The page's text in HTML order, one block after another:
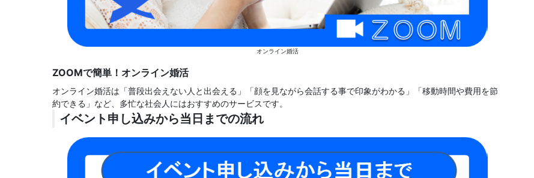
オンライン婚活
ZOOMで簡単！オンライン婚活
オンライン婚活は「普段出会えない人と出会える」「顔を見ながら会話する事で印象がわかる」「移動時間や費用を節
約できる」など、多忙な社会人にはおすすめのサービスです。
イベント申し込みから当日までの流れ